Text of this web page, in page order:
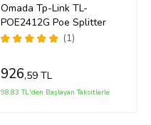
Omada Tp-Link TL-
POE2412G Poe Splitter
(1)
926,59 TL
98,83 TL'den Başlayan Taksitlerle